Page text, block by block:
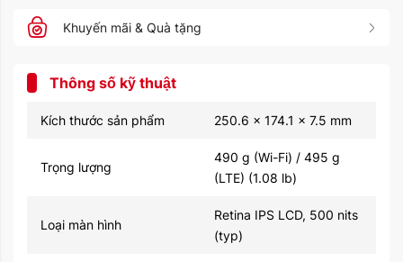
Khuyến mãi & Quà tặng
Thông số kỹ thuật
Kích thước sản phẩm 250.6 x 174.1 x 7.5 mm
Trọng lượng
490 g (Wi-Fi) / 495 g
(LTE) (1.08 lb)
Loại màn hình
Retina IPS LCD, 500 nits
(typ)